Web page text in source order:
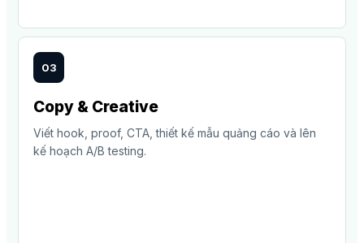
03
Copy & Creative
Viết hook, proof, CTA, thiết kế mẫu quảng cáo và lên
kế hoạch A/B testing.